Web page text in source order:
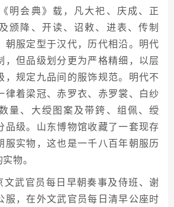
明会典》载，凡大祀、庆成、正
颁降、开读、诏敕、进表、传制
朝服定型于汉代，历代相沿。明代
，但品级划分更为严格精细，以层
，规定九品间的服饰规范。明代不
律着梁冠、赤罗衣、赤罗裳、白纱
量、大绶图案及带銙、组佩、绶
品级。山东博物馆收藏了一套现存
服实物，这也是一千八百年朝服历
物。
文武官员每日早朝奏事及侍班、谢
服，在外文武官员每日清早公座时